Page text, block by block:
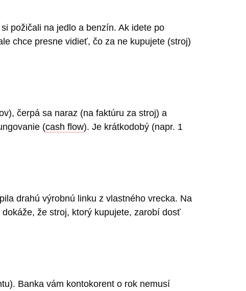
požičali na jedlo a benzín. Ak idete po
chce presne vidieť, čo za ne kupujete (stroj)
čerpá sa naraz (na faktúru za stroj) a
(cash flow). Je krátkodobý (napr. 1
drahú výrobnú linku z vlastného vrecka. Na
dokáže, že stroj, ktorý kupujete, zarobí dosť
Banka vám kontokorent o rok nemusí